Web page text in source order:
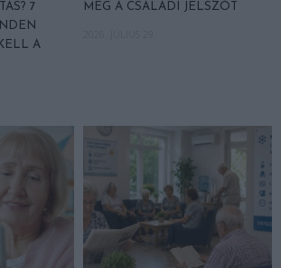
7
A
MEG A CSALÁDI JELSZÓT